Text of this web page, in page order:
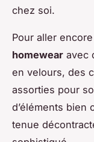
chez soi.
Pour aller
homewear avec
en velours, des
assorties pour
d’éléments bien
tenue